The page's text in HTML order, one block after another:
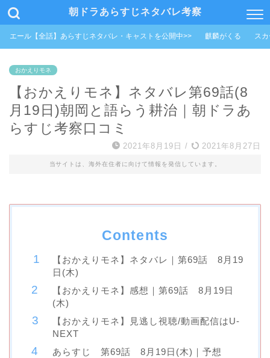
朝ドラあらすじネタバレ考察
エール【全話】あらすじネタバレ・キャストを公開中>> 麒麟がくる ス
おかえりモネ
【おかえりモネ】ネタバレ第69話(8
月19日)朝岡と語らう耕治｜朝ドラあ
らすじ考察口コミ
2021年8月19日 / 2021年8月27日
当サイトは、海外在住者に向けて情報を発信しています。
Contents
【おかえりモネ】ネタバレ｜第69話 8月19
日(木)
【おかえりモネ】感想｜第69話 8月19日
(木)
【おかえりモネ】見逃し視聴/動画配信はU-
NEXT
あらすじ 第69話 8月19日(木)｜予想